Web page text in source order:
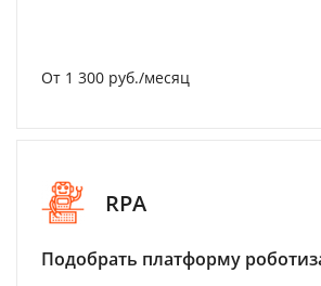
От 1 300 руб./месяц
RPA
Подобрать платформу